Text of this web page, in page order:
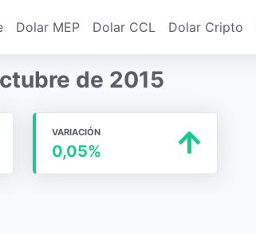
Dolar MEP Dolar CCL Dolar Cripto
de 2015
VARIACIÓN
0,05%